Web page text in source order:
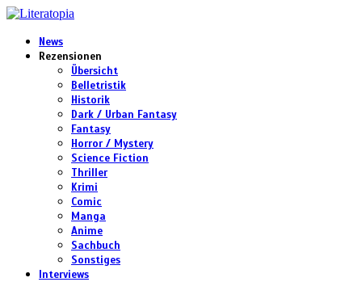
News
Rezensionen
Übersicht
Belletristik
Historik
Dark / Urban Fantasy
Fantasy
Horror / Mystery
Science Fiction
Thriller
Krimi
Comic
Manga
Anime
Sachbuch
Sonstiges
Interviews